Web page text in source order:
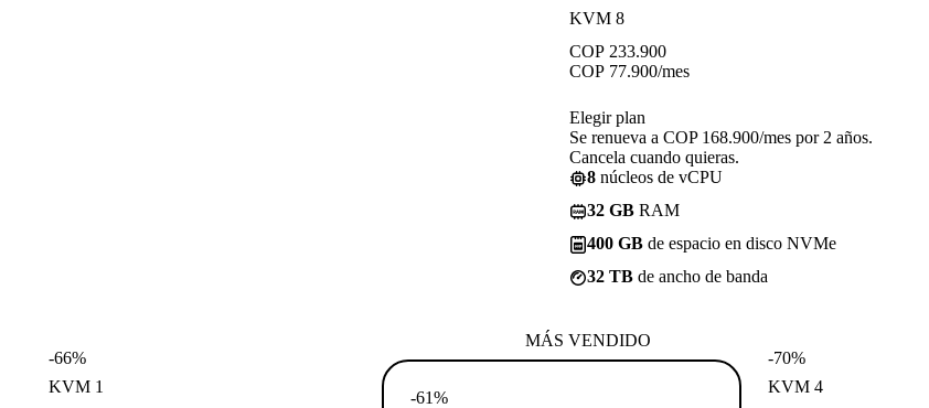
KVM 8
COP 233.900
COP 77.900/mes
Elegir plan
Se renueva a COP 168.900/mes por 2 años.
Cancela cuando quieras.
8 núcleos de vCPU
32 GB RAM
400 GB de espacio en disco NVMe
32 TB de ancho de banda
-66%
KVM 1
MÁS VENDIDO
-61%
-70%
KVM 4